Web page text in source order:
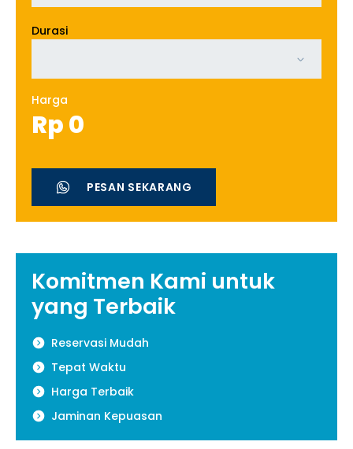
Durasi
Harga
Rp0
PESAN SEKARANG
Komitmen Kami untuk
yang Terbaik
Reservasi Mudah
Tepat Waktu
Harga Terbaik
Jaminan Kepuasan